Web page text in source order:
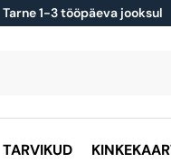
Tarne 1-3 tööpäeva jooksul
TARVIKUD